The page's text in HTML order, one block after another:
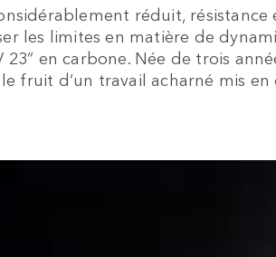
réduit,
les limites en matière de
23” en carbone. Née de trois
fruit d’un travail acharné mis